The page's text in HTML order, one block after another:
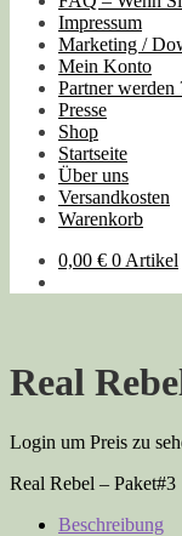
Impressum
Marketing /
Mein Konto
Partner werden
Presse
Shop
Startseite
Über uns
Versandkosten
Warenkorb
0,00 € 0 Artikel
Real
Login um Preis zu
Real Rebel – Paket#3
Beschreibung